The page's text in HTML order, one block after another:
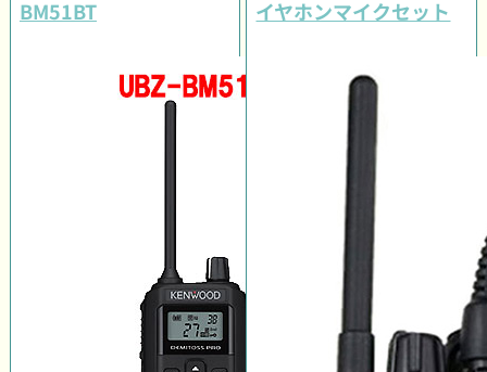
BM51BT
イヤホンマイクセット